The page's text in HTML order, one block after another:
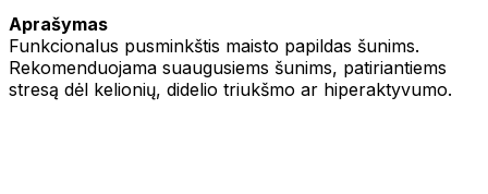
Aprašymas
Funkcionalus pusminkštis maisto papildas šunims.
Rekomenduojama suaugusiems šunims, patiriantiems
stresą dėl kelionių, didelio triukšmo ar hiperaktyvumo.